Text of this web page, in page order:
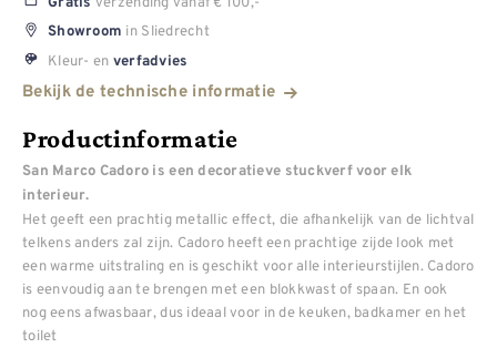
Showroom in Sliedrecht
Kleur- en verfadvies
Bekijk de technische informatie
Productinformatie
San Marco Cadoro is een decoratieve stuckverf voor elk
interieur.
Het geeft een prachtig metallic effect, die afhankelijk van de lichtval
telkens anders zal zijn. Cadoro heeft een prachtige zijde look met
een warme uitstraling en is geschikt voor alle interieurstijlen. Cadoro
is eenvoudig aan te brengen met een blokkwast of spaan. En ook
nog eens afwasbaar, dus ideaal voor in de keuken, badkamer en het
toilet